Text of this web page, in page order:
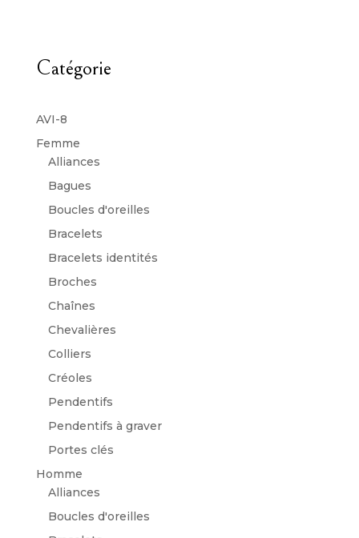
Catégorie
AVI-8
Femme
Alliances
Bagues
Boucles d'oreilles
Bracelets
Bracelets identités
Broches
Chaînes
Chevalières
Colliers
Créoles
Pendentifs
Pendentifs à graver
Portes clés
Homme
Alliances
Boucles d'oreilles